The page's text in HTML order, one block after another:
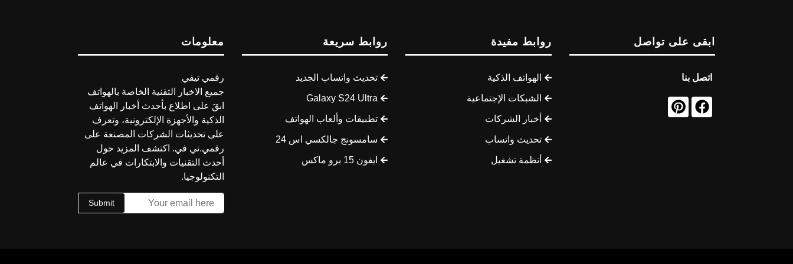
ابقى على تواصل
اتصل بنا
روابط مفيدة
الهواتف الذكية
الشبكات الإجتماعية
أخبار الشركات
تحديث واتساب
أنظمة تشغيل
روابط سريعة
تحديث واتساب الجديد
Galaxy S24 Ultra
تطبيقات وألعاب الهواتف
سامسونج جالكسي اس 24
ايفون 15 برو ماكس
معلومات
رقمي تيفي
جميع الاخبار التقنية الخاصة بالهواتف
ابقَ على اطلاع بأحدث أخبار الهواتف
الذكية والأجهزة الإلكترونية، وتعرف
على تحديثات الشركات المصنعة على
رقمي.تي في. اكتشف المزيد حول
أحدث التقنيات والابتكارات في عالم
التكنولوجيا.
Submit